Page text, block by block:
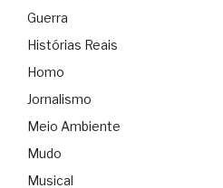
Guerra
Histórias Reais
Homo
Jornalismo
Meio Ambiente
Mudo
Musical